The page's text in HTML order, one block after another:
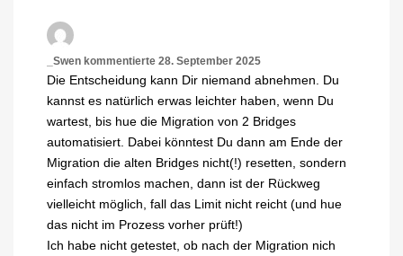
_Swen kommentierte 28. September 2025
Die Entscheidung kann Dir niemand abnehmen. Du
kannst es natürlich erwas leichter haben, wenn Du
wartest, bis hue die Migration von 2 Bridges
automatisiert. Dabei könntest Du dann am Ende der
Migration die alten Bridges nicht(!) resetten, sondern
einfach stromlos machen, dann ist der Rückweg
vielleicht möglich, fall das Limit nicht reicht (und hue
das nicht im Prozess vorher prüft!)
Ich habe nicht getestet, ob nach der Migration nich